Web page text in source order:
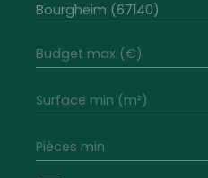
Bourgheim (67140)
Budget max (€)
Surface min (m²)
Pièces min